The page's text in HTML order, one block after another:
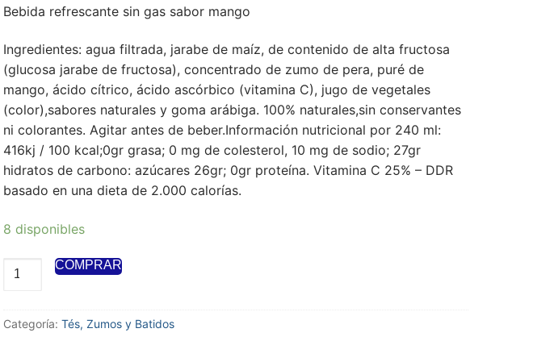
Bebida refrescante sin gas sabor mango
Ingredientes: agua filtrada, jarabe de maíz, de contenido de alta fructosa
(glucosa jarabe de fructosa), concentrado de zumo de pera, puré de
mango, ácido cítrico, ácido ascórbico (vitamina C), jugo de vegetales
(color),sabores naturales y goma arábiga. 100% naturales,sin conservantes
ni colorantes. Agitar antes de beber.Información nutricional por 240 ml:
416kj / 100 kcal;0gr grasa; 0 mg de colesterol, 10 mg de sodio; 27gr
hidratos de carbono: azúcares 26gr; 0gr proteína. Vitamina C 25% – DDR
basado en una dieta de 2.000 calorías.
8 disponibles
Arizona
650ml
COMPRAR
Categoría: Tés, Zumos y Batidos